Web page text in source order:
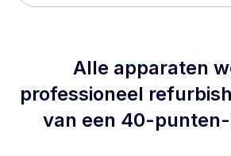
Alle apparaten
professioneel
van een 40-